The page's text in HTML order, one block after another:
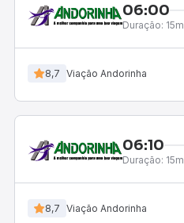
06:00
Duração: 15m
8,7 Viação Andorinha
06:10
Duração: 15m
8,7 Viação Andorinha